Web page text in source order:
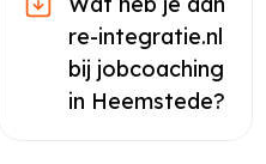
re-integratie.nl
bij jobcoaching
in Heemstede?